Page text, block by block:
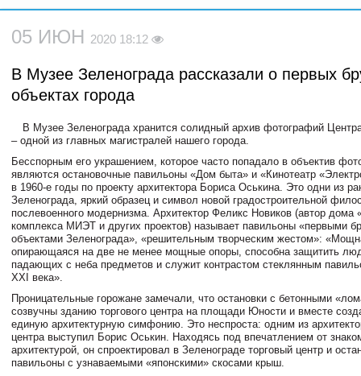
05 ИЮН 2020 18:12
В Музее Зеленограда рассказали о первых
объектах города
В Музее Зеленограда хранится солидный архив фотографий
– одной из главных магистралей нашего города.
Бесспорным его украшением, которое часто попадало в объектив
являются остановочные павильоны «Дом быта» и «Кинотеатр
в 1960-е годы по проекту архитектора Бориса Оськина. Это одни из
Зеленограда, яркий образец и символ новой градостроительной
послевоенного модернизма. Архитектор Феликс Новиков (автор дома
комплекса МИЭТ и других проектов) называет павильоны «первыми
объектами Зеленограда», «решительным творческим жестом»:
опирающаяся на две не менее мощные опоры, способна защитить
падающих с неба предметов и служит контрастом стеклянным
XXI века».
Проницательные горожане замечали, что остановки с бетонными
созвучны зданию торгового центра на площади Юности и вместе
единую архитектурную симфонию. Это неспроста: одним из
центра выступил Борис Оськин. Находясь под впечатлением от
архитектурой, он спроектировал в Зеленограде торговый центр и
павильоны с узнаваемыми «японскими» скосами крыш.